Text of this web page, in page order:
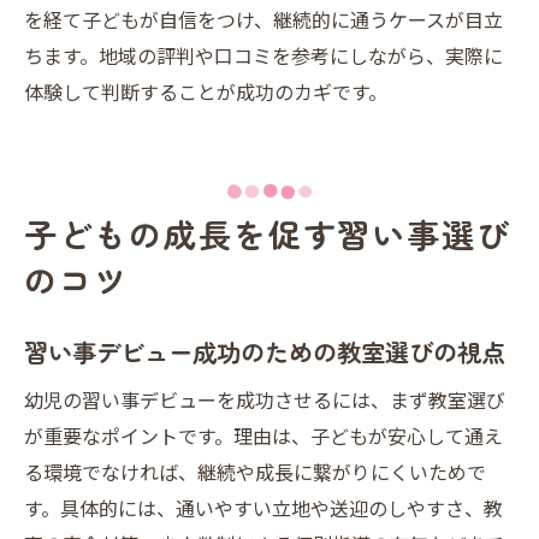
習い事デビューで注目したい教室の選び方
口コミで評判の熊本市中央区の習い事傾向
熊本市中央区で人気の体験レッスン特集
習い事デビューを応援する地域の取り組み
熊本の習い事デビュー支援活動の現状を解
幼児の習い事デビューを促す地域イベント
情報
甲佐町や周辺地域の子育て支援と習い事事
情
習い事デビュー親子交流会の魅力と活用法
を経て子どもが自信をつけ、継続的に通うケースが目立
ちます。地域の評判や口コミを参考にしながら、実際に
体験して判断することが成功のカギです。
子どもの成長を促す習い事選び
のコツ
習い事デビュー成功のための教室選びの視点
幼児の習い事デビューを成功させるには、まず教室選び
が重要なポイントです。理由は、子どもが安心して通え
る環境でなければ、継続や成長に繋がりにくいためで
す。具体的には、通いやすい立地や送迎のしやすさ、教